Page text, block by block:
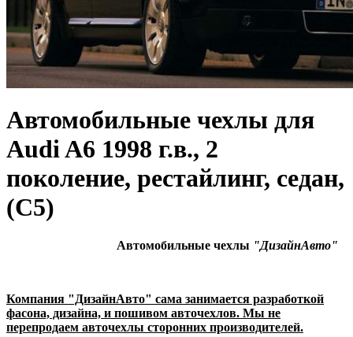
Автомобильные чехлы для
Audi A6 1998 г.в., 2
поколение, рестайлинг, седан,
(С5)
Автомобильные чехлы "ДизайнАвто"
Компания "ДизайнАвто" сама занимается разработкой
фасона, дизайна, и пошивом авточехлов. Мы не
перепродаем авточехлы сторонних производителей.